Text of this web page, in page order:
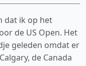
dat ik op het
de US Open. Het
geleden omdat er
de Canada